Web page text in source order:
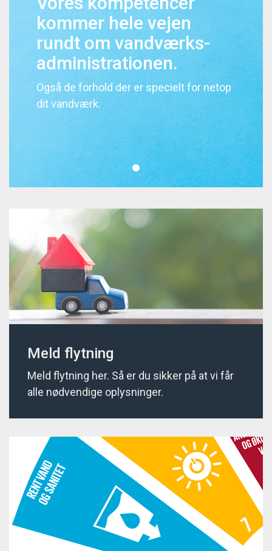
kommer hele vejen
rundt om vandværks-
administrationen.
Også de forhold der er specielt for netop
dit vandværk.
Meld flytning
Meld flytning her. Så er du sikker på at vi får
alle nødvendige oplysninger.